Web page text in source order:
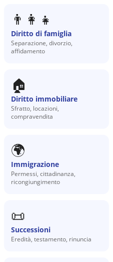
👨‍👩‍👧
Diritto di famiglia
Separazione, divorzio,
affidamento
🏠
Diritto immobiliare
Sfratto, locazioni,
compravendita
🌍
Immigrazione
Permessi, cittadinanza,
ricongiungimento
📜
Successioni
Eredità, testamento, rinuncia